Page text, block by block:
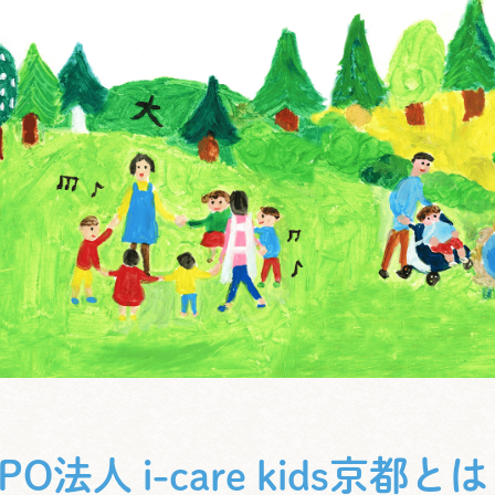
法人 i-care kids京都と